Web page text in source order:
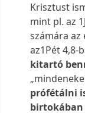
Krisztust
mint pl. az
számára az
az1Pét 4,8-
kitartó
prófétálni
birtokában